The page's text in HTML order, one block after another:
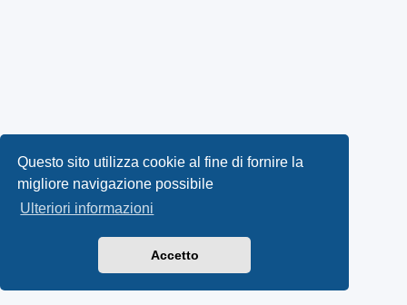
Questo sito utilizza cookie al fine di fornire la
migliore navigazione possibile
Ulteriori informazioni
Accetto